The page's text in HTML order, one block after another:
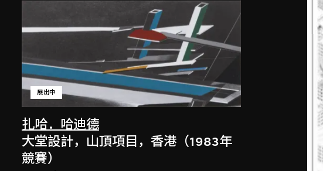
扎哈．哈迪德
展出中
大堂設計，山頂項目，香港（1983年
競賽）